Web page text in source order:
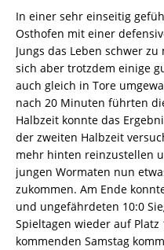
In einer sehr einseitig
Osthofen mit einer
Jungs das Leben schwer
sich aber trotzdem einige
auch gleich in Tore
nach 20 Minuten führten
Halbzeit konnte das
der zweiten Halbzeit
mehr hinten reinzustellen
jungen Wormaten nun
zukommen. Am Ende
und ungefährdeten 10:0
Spieltagen wieder auf Platz
kommenden Samstag